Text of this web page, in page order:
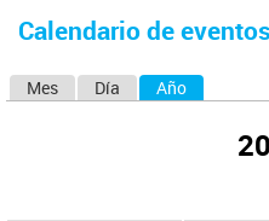
usted
Calendario de eventos
Mes Día Año